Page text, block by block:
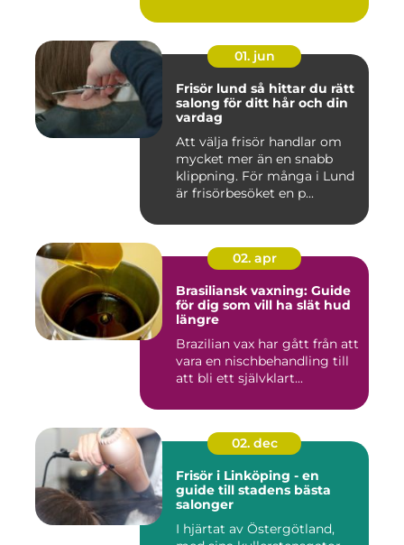
01. jun
Frisör lund så hittar du rätt
salong för ditt hår och din
vardag
Att välja frisör handlar om
mycket mer än en snabb
klippning. För många i Lund
är frisörbesöket en p...
02. apr
Brasiliansk vaxning: Guide
för dig som vill ha slät hud
längre
Brazilian vax har gått från att
vara en nischbehandling till
att bli ett självklart...
02. dec
Frisör i Linköping - en
guide till stadens bästa
salonger
I hjärtat av Östergötland,